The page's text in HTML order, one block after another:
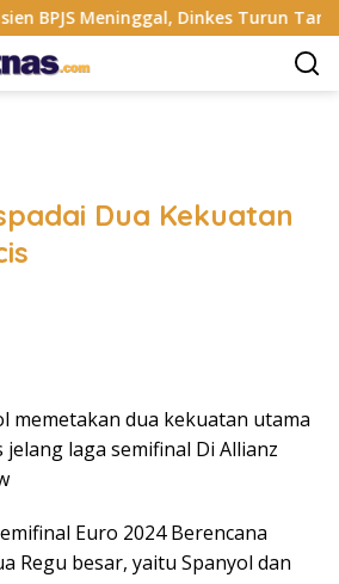
Meninggal, Dinkes Turun Tangan
Dua Kekuatan
memetakan dua kekuatan utama
laga semifinal Di Allianz
Euro 2024 Berencana
Regu besar, yaitu Spanyol dan